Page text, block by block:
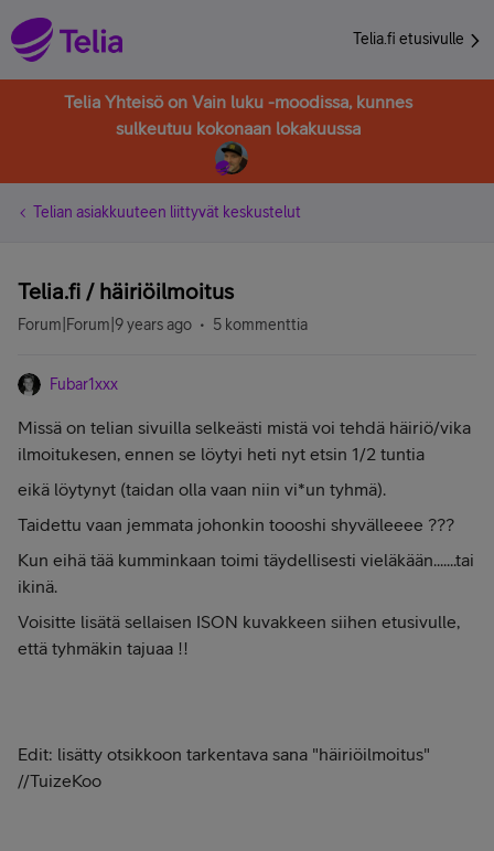
Telia.fi etusivulle
Telia Yhteisö on Vain luku -moodissa, kunnes
sulkeutuu kokonaan lokakuussa
Telian asiakkuuteen liittyvät keskustelut
Telia.fi / häiriöilmoitus
Forum|Forum|9 years ago 5 kommenttia
Fubar1xxx
Missä on telian sivuilla selkeästi mistä voi tehdä häiriö/vika
ilmoitukesen, ennen se löytyi heti nyt etsin 1/2 tuntia
eikä löytynyt (taidan olla vaan niin vi*un tyhmä).
Taidettu vaan jemmata johonkin toooshi shyvälleeee ???
Kun eihä tää kumminkaan toimi täydellisesti vieläkään.......tai
ikinä.
Voisitte lisätä sellaisen ISON kuvakkeen siihen etusivulle,
että tyhmäkin tajuaa !!
Edit: lisätty otsikkoon tarkentava sana "häiriöilmoitus"
//TuizeKoo